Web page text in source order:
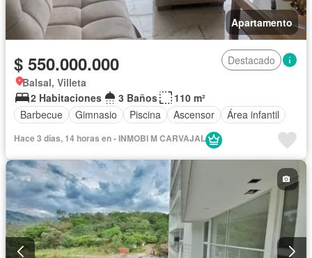
Apartamento
$ 550.000.000
Destacado
Balsal, Villeta
2 Habitaciones
3 Baños
110 m²
Barbecue
Gimnasio Piscina Ascensor Área infantil
Hace 3 días, 14 horas en - INMOBI M CARVAJAL